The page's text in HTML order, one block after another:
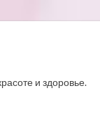
и здоровье.